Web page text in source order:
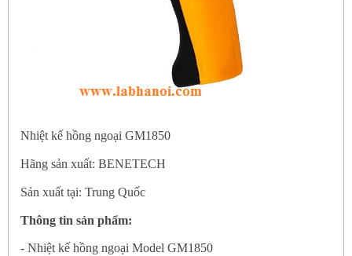
Nhiệt kế hồng ngoại GM1850
Hãng sản xuất: BENETECH
Sản xuất tại: Trung Quốc
Thông tin sản phẩm:
- Nhiệt kế hồng ngoại Model GM1850